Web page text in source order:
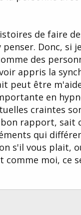
de faire
Donc, si
des
appris la
peut être
en
craintes
rapport, sait
qui
s'il vous plait,
comme moi, ce